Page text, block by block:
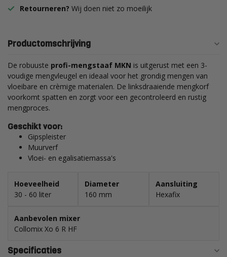
Retourneren? Wij doen niet zo moeilijk
Productomschrijving
De robuuste profi-mengstaaf MKN is uitgerust met een 3-
voudige mengvleugel en ideaal voor het grondig mengen van
vloeibare en crèmige materialen. De linksdraaiende mengkorf
voorkomt spatten en zorgt voor een gecontroleerd en rustig
mengproces.
Geschikt voor:
Gipspleister
Muurverf
Vloei- en egalisatiemassa's
Hoeveelheid
30 - 60 liter
Diameter
160 mm
Aansluiting
Hexafix
Aanbevolen mixer
Collomix Xo 6 R HF
Specificaties